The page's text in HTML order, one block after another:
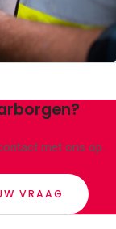
met ons op.
VRAAG